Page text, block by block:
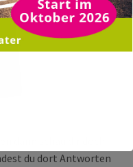
du dort Antworten